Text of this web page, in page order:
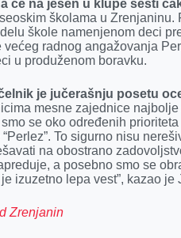
će na jesen u klupe sesti
školama u
škole namenjenom deci
većeg radnog angažovanja
u produženom boravku.
je jučerašnju posetu
mesne zajednice
se oko određenih
To sigurno nisu
na obostrano
a posebno smo se
izuzetno lepa vest”, kazao je
Zrenjanin